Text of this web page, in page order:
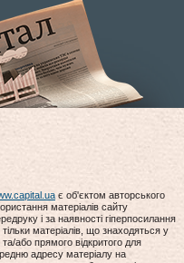
є об'єктом авторського
матеріалів сайту
і за наявності гіперпосилання
матеріалів, що знаходяться у
або прямого відкритого для
адресу матеріалу на